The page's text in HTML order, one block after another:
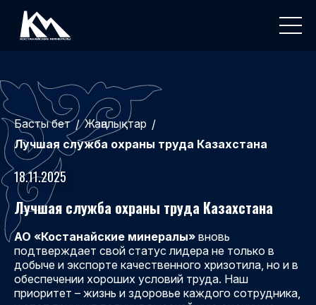
Басты бет / Жаңалықтар /
Лучшая служба охраны труда Казахстана
18.11.2025
Лучшая служба охраны труда Казахстана
АО «Костанайские минералы» вновь
подтверждает свой статус лидера не только в
добыче и экспорте качественного хризотила, но и в
обеспечении хороших условий труда. Наш
приоритет – жизнь и здоровье каждого сотрудника,